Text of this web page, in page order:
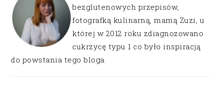
bezglutenowych przepisów,
fotografką kulinarną, mamą Zuzi, u
której w 2012 roku zdiagnozowano
cukrzycę typu 1 co było inspiracją
do powstania tego bloga.